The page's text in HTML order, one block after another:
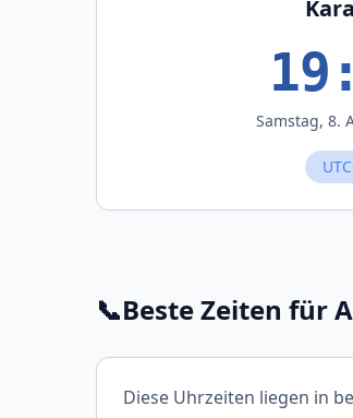
Samstag, 8.
📞Beste Zeiten für
Diese Uhrzeiten liegen in